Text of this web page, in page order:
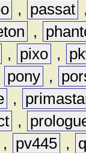
, passat
,
, pixo ,
pony ,
,
,
, pv445 ,